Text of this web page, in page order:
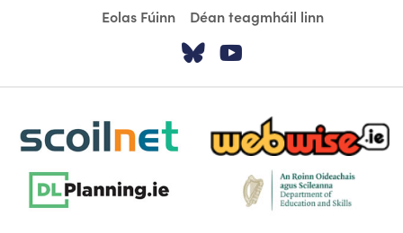
Eolas Fúinn Déan teagmháil linn
Tabhair cuairt ar
scoilnet-footer-logo3 webwise-logo-sticky
dlplanning-footer-logo-5 dept-education-footer-